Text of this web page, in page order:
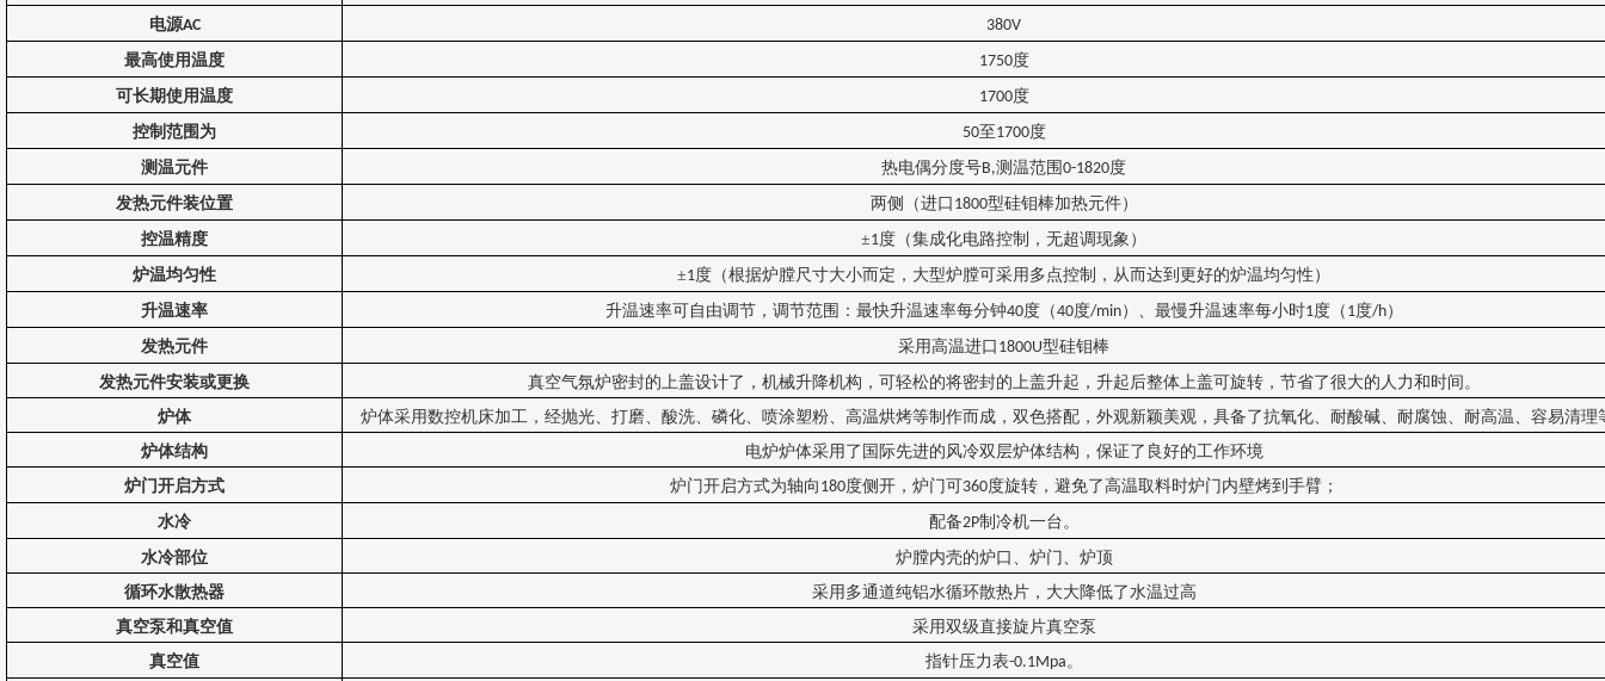
电源AC
380V
最高使用温度
1750度
可长期使用温度
1700度
控制范围为
50至1700度
测温元件
热电偶分度号B,测温范围 0-1820度
发热元件装位置
两侧（进口 1800型硅钼棒加热元件）
控温精度
±1度（集成化电路控制，无超调现象）
炉温均匀性
±1度（根据炉膛尺寸大小而定，大型炉膛可采用多点控制，从而达到更好的炉温均匀性）
升温速率
升温速率可自由调节，调节范围：最快升温速率每分钟40度（40度/min）、最慢升温速率每小时1度（ 1度/h）
发热元件
采用高温进口 1800U型硅钼棒
发热元件安装或更换
真空气氛炉密封的上盖设计了，机械升降机构，可轻松的将密封的上盖升起，升起后整体上盖可旋转，节省了很大的人力和时间。
炉体
炉体采用数控机床加工，经抛光、打磨、酸洗、磷化、喷涂塑粉、高温烘烤等制作而成，双色搭配，外观新颖美观，具备了抗氧化、耐酸碱、耐腐蚀、耐高温、容易清理
炉体结构
电炉炉体采用了国际先进的风冷双层炉体结构，保证了良好的工作环境
炉门开启方式
炉门开启方式为轴向 180度侧开，炉门可360度旋转，避免了高温取料时炉门内壁烤到手臂；
水冷
配备2P制冷机一台。
水冷部位
炉膛内壳的炉口、炉门、炉顶
循环水散热器
采用多通道纯铝水循环散热片，大大降低了水温过高
真空泵和真空值
采用双级直接旋片真空泵
真空值
指针压力表-0.1Mpa。